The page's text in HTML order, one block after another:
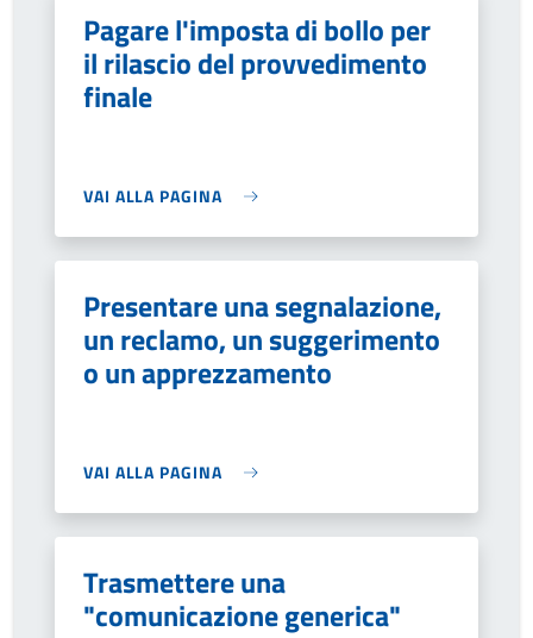
Pagare l'imposta di bollo per
il rilascio del provvedimento
finale
VAI ALLA PAGINA
Presentare una segnalazione,
un reclamo, un suggerimento
o un apprezzamento
VAI ALLA PAGINA
Trasmettere una
"comunicazione generica"